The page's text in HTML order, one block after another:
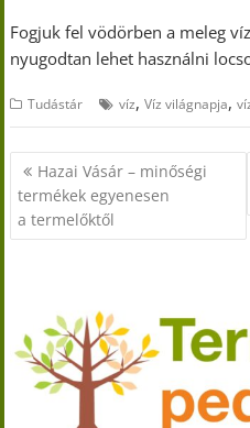
Fogjuk fel vödörben a meleg
nyugodtan lehet használni
Tudástár víz,Víz világnapja,
Bejegyzés
navigáció
Hazai Vásár – minőségi
termékek egyenesen
a termelőktől